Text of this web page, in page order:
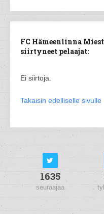
FC Hämeenlinna
siirtyneet pelaajat:
Ei siirtoja.
Takaisin edelliselle sivulle
1635
seuraajaa